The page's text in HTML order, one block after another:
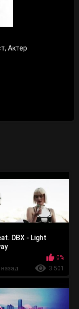
Актер
DBX - Light
0%
назад
3 501